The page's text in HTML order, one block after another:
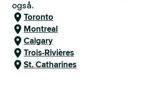
også.
Toronto
Montreal
Calgary
Trois-Rivières
St. Catharines